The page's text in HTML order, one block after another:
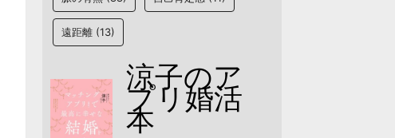
遠距離 (13)
涼子のア
プリ婚活
本